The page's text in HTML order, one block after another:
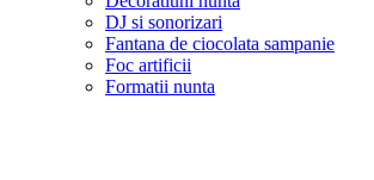
DJ si sonorizari
Fantana de ciocolata sampanie
Foc artificii
Formatii nunta